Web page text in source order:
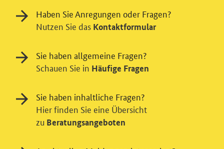
Einwilligung in Tracking und / oder
Haben Sie Anregungen oder Fragen?
Nutzen Sie das Kontaktformular
Sie haben allgemeine Fragen?
Schauen Sie in Häufige Fragen
Sie haben inhaltliche Fragen?
Hier finden Sie eine Übersicht
zu Beratungsangeboten